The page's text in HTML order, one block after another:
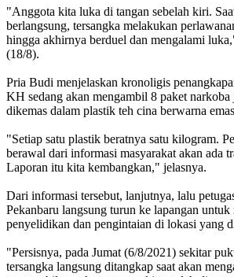
"Anggota kita luka di tangan sebelah kiri.
berlangsung, tersangka melakukan
hingga akhirnya berduel dan mengalami
(18/8).
Pria Budi menjelaskan kronoligis
KH sedang akan mengambil 8 paket narkoba
dikemas dalam plastik teh cina berwarna
"Setiap satu plastik beratnya satu kilogram.
berawal dari informasi masyarakat akan ada
Laporan itu kita kembangkan," jelasnya.
Dari informasi tersebut, lanjutnya, lalu
Pekanbaru langsung turun ke lapangan untuk
penyelidikan dan pengintaian di lokasi yang
"Persisnya, pada Jumat (6/8/2021) sekitar
tersangka langsung ditangkap saat akan